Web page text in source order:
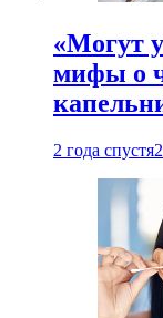
«Могут
мифы о
2 года спустя